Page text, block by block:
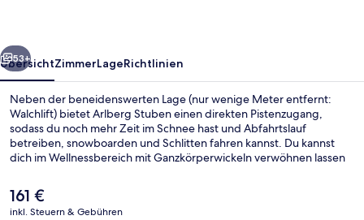
Weiter
53+
ÜbersichtZimmerLageRichtlinien
Neben der beneidenswerten Lage (nur wenige Meter entfernt:
Walchlift) bietet Arlberg Stuben einen direkten Pistenzugang,
sodass du noch mehr Zeit im Schnee hast und Abfahrtslauf
betreiben, snowboarden und Schlitten fahren kannst. Du kannst
dich im Wellnessbereich mit Ganzkörperwickeln verwöhnen lassen
und ein Whirlpool gehören ebenfalls zum Angebot. Von Skipässen
und einem Skiraum profitierst du ebenfalls.
Der
aktuelle
161 €
inkl. Steuern & Gebühren